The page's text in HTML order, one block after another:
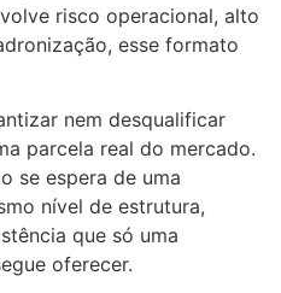
risco operacional, alto
esse formato
nem desqualificar
parcela real do mercado.
se espera de uma
nível de estrutura,
que só uma
oferecer.